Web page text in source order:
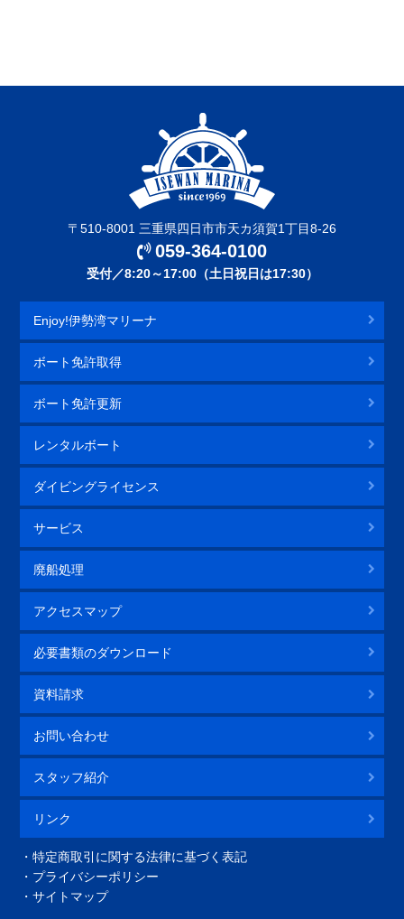
〒510-8001 三重県四日市市天カ須賀1丁目8-26
059-364-0100
受付／8:20～17:00（土日祝日は17:30）
Enjoy!伊勢湾マリーナ
ボート免許取得
ボート免許更新
レンタルボート
ダイビングライセンス
サービス
廃船処理
アクセスマップ
必要書類のダウンロード
資料請求
お問い合わせ
スタッフ紹介
リンク
特定商取引に関する法律に基づく表記
プライバシーポリシー
サイトマップ